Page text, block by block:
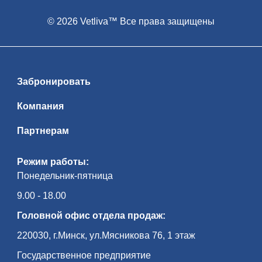
Режим работы:
Понедельник-пятница
9.00 - 18.00
Головной офис отдела продаж:
220030, г.Минск, ул.Мясникова 76, 1 этаж
Государственное предприятие
Забронировать
Компания
Партнерам
© 2026 Vetliva™ Все права защищены